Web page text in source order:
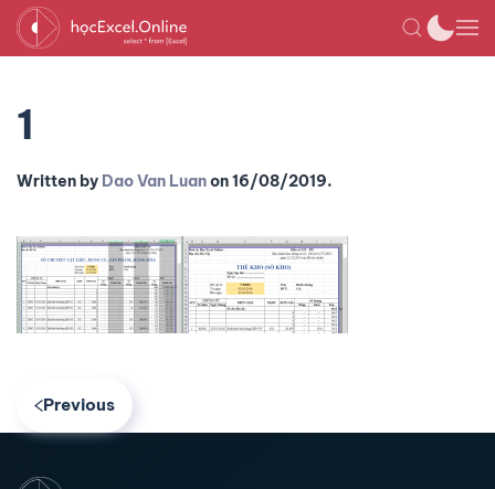
1
Written by Dao Van Luanon16/08/2019.
Previous